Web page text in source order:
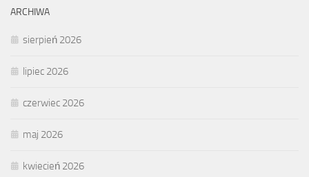
ARCHIWA
sierpień 2026
lipiec 2026
czerwiec 2026
maj 2026
kwiecień 2026